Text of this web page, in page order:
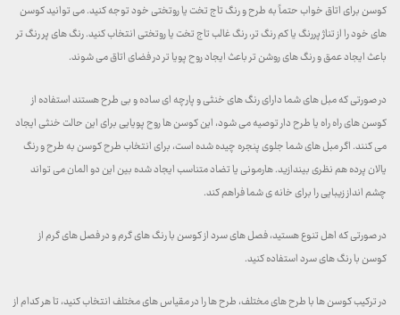
کوسن برای اتاق خواب حتماً به طرح و رنگ تاج تخت یا روتختی خود توجه کنید. می توانید کوسن
های خود را از تناژ پررنگ یا کم رنگ تر، رنگ غالب تاج تخت یا روتختی انتخاب کنید. رنگ های پر رنگ تر
باعث ایجاد عمق و رنگ های روشن تر باعث ایجاد روح پویا تر در فضای اتاق می شوند.
در صورتی که مبل های شما دارای رنگ های خنثی و پارچه ای ساده و بی طرح هستند استفاده از
کوسن های راه راه یا طرح دار توصیه می شود، این کوسن ها روح پویایی برای این حالت خنثی ایجاد
می کنند. اگر مبل های شما جلوی پنجره چیده شده است، برای انتخاب طرح کوسن به طرح و رنگ
یالان پرده هم نظری بیندازید. هارمونی یا تضاد متناسب ایجاد شده بین این دو المان می تواند
چشم انداز زیبایی را برای خانه ی شما فراهم کند.
در صورتی که اهل تنوع هستید، فصل های سرد از کوسن با رنگ های گرم و در فصل های گرم از
کوسن با رنگ های سرد استفاده کنید.
در ترکیب کوسن ها با طرح های مختلف، طرح ها را در مقیاس های مختلف انتخاب کنید، تا هر کدام از